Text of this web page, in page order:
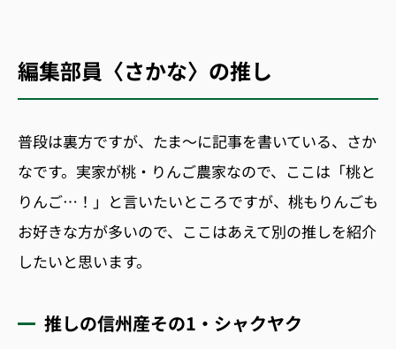
編集部員〈さかな〉の推し
普段は裏方ですが、たま〜に記事を書いている、さか
なです。実家が桃・りんご農家なので、ここは「桃と
りんご…！」と言いたいところですが、桃もりんごも
お好きな方が多いので、ここはあえて別の推しを紹介
したいと思います。
推しの信州産その1・シャクヤク